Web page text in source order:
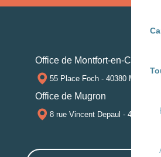
Office de Montfort-en-Chalosse
55 Place Foch - 40380
Office de Mugron
8 rue Vincent Depaul - 40250